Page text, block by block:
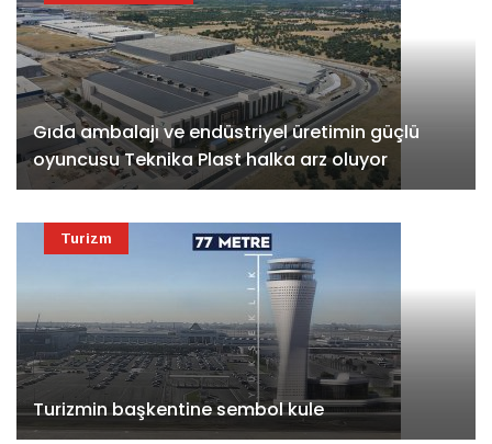
Gıda ambalajı ve endüstriyel üretimin güçlü
oyuncusu Teknika Plast halka arz oluyor
Turizmin başkentine sembol kule
Turizm